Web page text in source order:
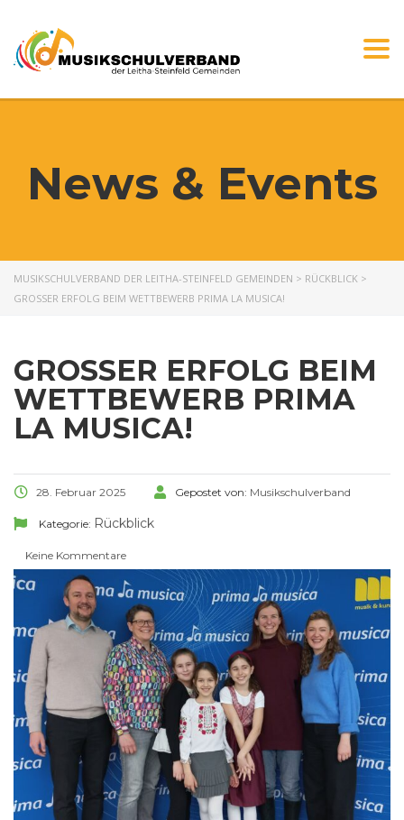
News & Events
MUSIKSCHULVERBAND DER LEITHA-STEINFELD GEMEINDEN > RÜCKBLICK >
GROSSER ERFOLG BEIM WETTBEWERB PRIMA LA MUSICA!
GROSSER ERFOLG BEIM W
ETTBEWERB PRIMA L
A MUSICA!
28. Februar 2025 Gepostet von: Musikschulverband
Kategorie: Rückblick
Keine Kommentare